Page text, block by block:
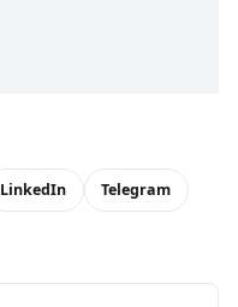
LinkedIn Telegram